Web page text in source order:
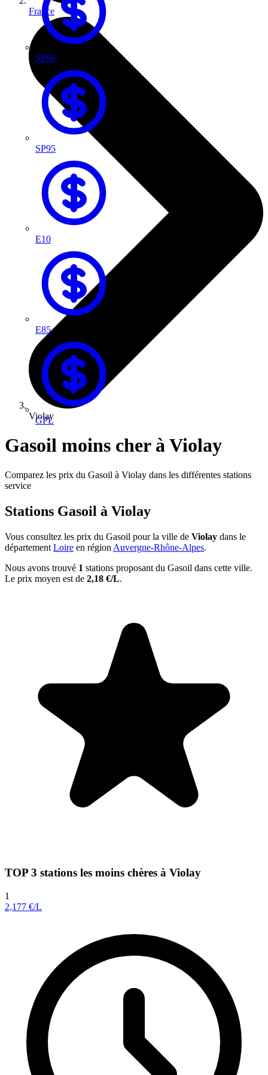
SP98
SP95
E10
E85
GPL
France
Violay
Gasoil moins cher à Violay
Comparez les prix du Gasoil à Violay dans les différentes stations
service
Stations Gasoil à Violay
Vous consultez les prix du Gasoil pour la ville de Violay dans le
département Loire en région Auvergne-Rhône-Alpes.
Nous avons trouvé 1 stations proposant du Gasoil dans cette ville.
Le prix moyen est de 2,18 €/L.
TOP 3 stations les moins chères à Violay
1
2,177 €/L